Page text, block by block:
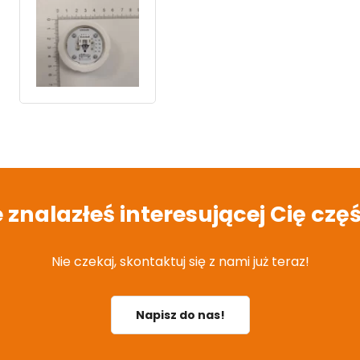
znalazłeś interesującej Cię
Nie czekaj, skontaktuj się z nami już teraz!
Napisz do nas!